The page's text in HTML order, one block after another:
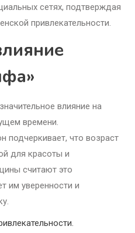
сетях, подтверждая
привлекательности.
влияние на
времени.
подчеркивает, что возраст
для красоты и
считают это
им уверенности и